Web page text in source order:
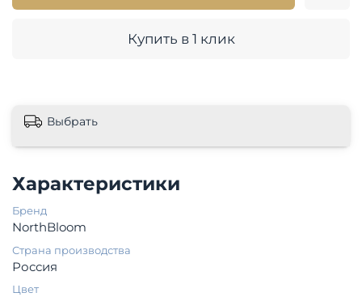
Купить в 1 клик
Выбрать
Характеристики
Бренд
NorthBloom
Страна производства
Россия
Цвет